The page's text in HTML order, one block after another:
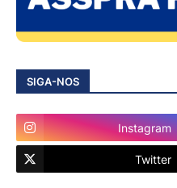
SIGA-NOS
Instagram
Twitter